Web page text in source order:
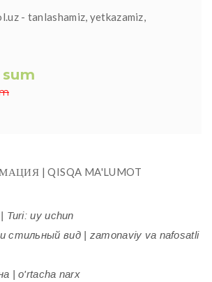
- tanlashamiz, yetkazamiz,
| QISQA MA'LUMOT
Turi: uy uchun
стильный вид | zamonaviy va nafosatli
| o'rtacha narx